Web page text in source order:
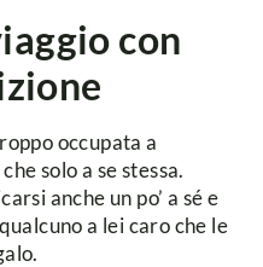
con
occupata a
solo a se stessa.
anche un po’ a sé e
a lei caro che le